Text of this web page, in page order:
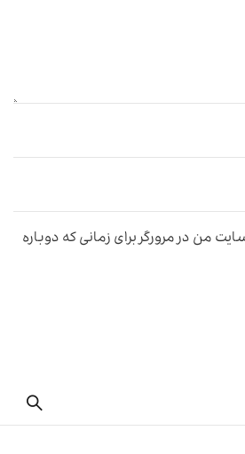
من در مرورگر برای زمانی که دوباره